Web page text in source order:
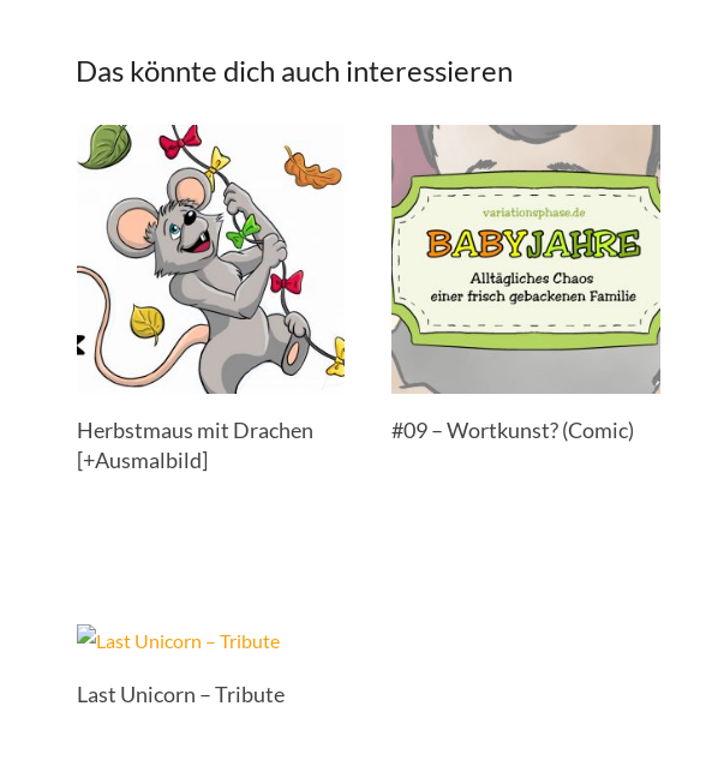
Das könnte dich auch interessieren
Herbstmaus mit Drachen
[+Ausmalbild]
#09 – Wortkunst? (Comic)
Last Unicorn – Tribute